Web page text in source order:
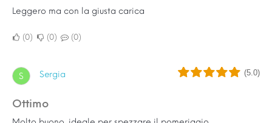
Leggero ma con la giusta carica
0 0 0
S Sergia (5.0)
Ottimo